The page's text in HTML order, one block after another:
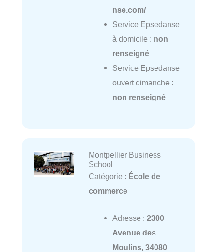
nse.com/
Service Epsedanse
à domicile : non
renseigné
Service Epsedanse
ouvert dimanche :
non renseigné
Montpellier Business
School
Catégorie : École de
commerce
Adresse : 2300
Avenue des
Moulins, 34080